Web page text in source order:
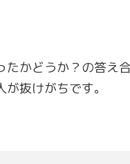
たかどうか？の答え
抜けがちです。